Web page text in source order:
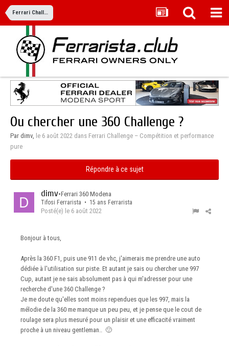
Ferrari Challenge – Compétition et performance pure
Ou chercher une 360 Challenge ?
Par dimv, le 6 août 2022 dans Ferrari Challenge – Compétition et performance
pure
Répondre à ce sujet
dimv•Ferrari 360 Modena
Tifosi Ferrarista • 15 ans Ferrarista
Posté(e) le 6 août 2022
Bonjour à tous,
Après la 360 F1, puis une 911 de vhc, j'aimerais me prendre une auto
dédiée à l'utilisation sur piste. Et autant je sais ou chercher une 997
Cup, autant je ne sais absolument pas à qui m'adresser pour une
recherche d'une 360 Challenge ?
Je me doute qu'elles sont moins rependues que les 997, mais la
mélodie de la 360 me manque un peu peu, et je pense que le cout de
roulage sera plus mesuré pour un plaisir et une efficacité vraiment
proche à un niveau gentleman.. 🙂